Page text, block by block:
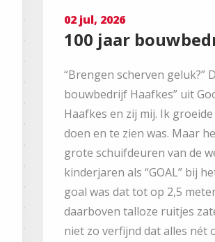
02 jul, 2026
100 jaar
“Brengen scherven geluk?”
bouwbedrijf Haafkes” uit
Haafkes en zij mij. Ik
doen en te zien was. Maar
grote schuifdeuren van de
kinderjaren als “GOAL” bij
goal was dat tot op 2,5
daarboven talloze ruitjes
niet zo verfijnd dat alles nét